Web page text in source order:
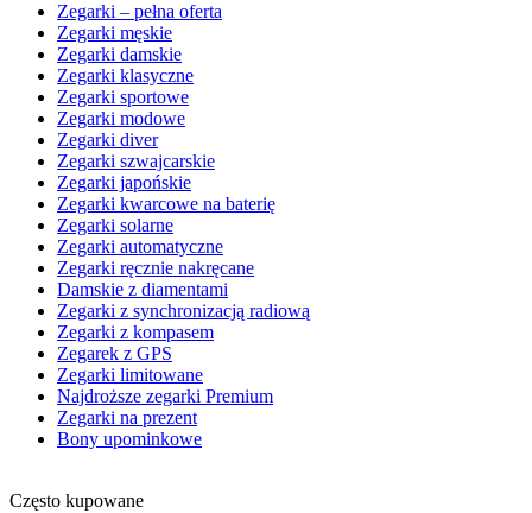
Zegarki – pełna oferta
Zegarki męskie
Zegarki damskie
Zegarki klasyczne
Zegarki sportowe
Zegarki modowe
Zegarki diver
Zegarki szwajcarskie
Zegarki japońskie
Zegarki kwarcowe na baterię
Zegarki solarne
Zegarki automatyczne
Zegarki ręcznie nakręcane
Damskie z diamentami
Zegarki z synchronizacją radiową
Zegarki z kompasem
Zegarek z GPS
Zegarki limitowane
Najdroższe zegarki Premium
Zegarki na prezent
Bony upominkowe
Często kupowane